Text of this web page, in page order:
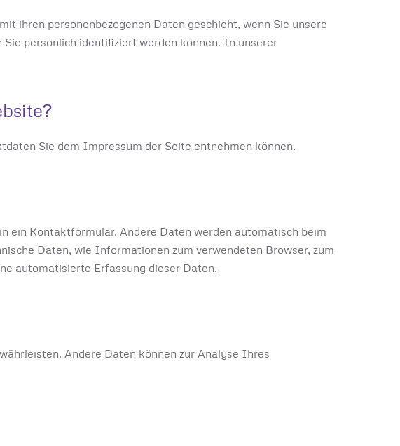
ihren personenbezogenen Daten geschieht, wenn Sie unsere
persönlich identifiziert werden können. In unserer
Sie dem Impressum der Seite entnehmen können.
ein Kontaktformular. Andere Daten werden automatisch beim
Daten, wie Informationen zum verwendeten Browser, zum
automatisierte Erfassung dieser Daten.
Andere Daten können zur Analyse Ihres